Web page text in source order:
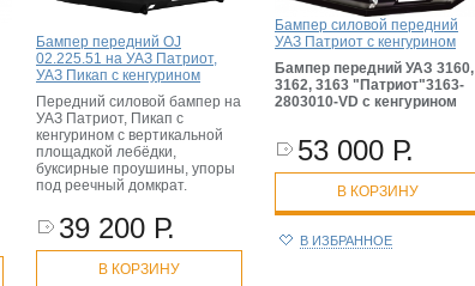
Бампер передний OJ
02.225.51 на УАЗ Патриот,
УАЗ Пикап с кенгурином
Передний силовой бампер на
УАЗ Патриот, Пикап с
кенгурином с вертикальной
площадкой лебёдки,
буксирные проушины, упоры
под реечный домкрат.
39 200 Р.
В КОРЗИНУ
Бампер силовой передний
УАЗ Патриот с кенгурином
Бампер передний УАЗ 3160,
3162, 3163 "Патриот"3163-
2803010-VD с кенгурином
53 000 Р.
В КОРЗИНУ
В ИЗБРАННОЕ